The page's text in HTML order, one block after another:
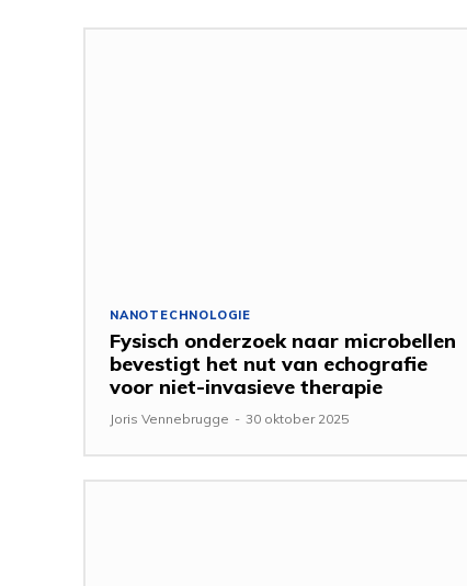
NANOTECHNOLOGIE
Fysisch onderzoek naar microbellen
bevestigt het nut van echografie
voor niet-invasieve therapie
Joris Vennebrugge - 30 oktober 2025